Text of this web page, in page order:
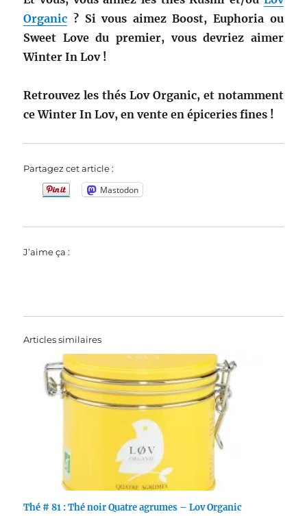
Organic ? Si vous aimez Boost, Euphoria ou
Sweet Love du premier, vous devriez aimer
Winter In Lov !
Retrouvez les thés Lov Organic, et notamment
ce Winter In Lov, en vente en épiceries fines !
Partagez cet article :
Mastodon
J’aime ça :
Articles similaires
Thé # 81 : Thé noir Quatre agrumes – Lov Organic